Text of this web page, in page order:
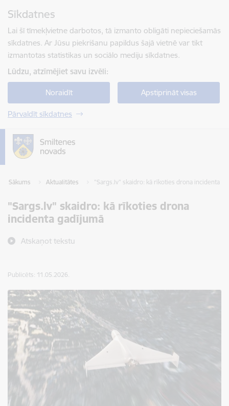
Sīkdatnes
Lai šī tīmekļvietne darbotos, tā izmanto obligāti nepieciešamās
sīkdatnes. Ar Jūsu piekrišanu papildus šajā vietnē var tikt
izmantotas statistikas un sociālo mediju sīkdatnes.
Lūdzu, atzīmējiet savu izvēli:
Noraidīt Apstiprināt visas
Pārvaldīt sīkdatnes
Sākums Aktualitātes "Sargs.lv" skaidro: kā rīkoties drona incidenta
"Sargs.lv" skaidro: kā rīkoties drona
incidenta gadījumā
Atskaņot tekstu
Publicēts: 11.05.2026.